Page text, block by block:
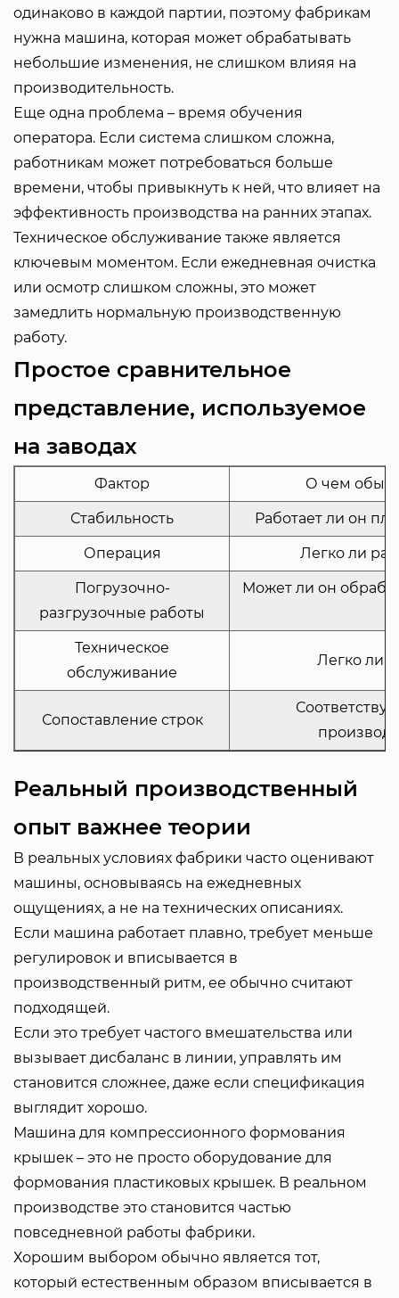
одинаково в каждой партии, поэтому фабрикам
нужна машина, которая может обрабатывать
небольшие изменения, не слишком влияя на
производительность.
Еще одна проблема – время обучения
оператора. Если система слишком сложна,
работникам может потребоваться больше
времени, чтобы привыкнуть к ней, что влияет на
эффективность производства на ранних этапах.
Техническое обслуживание также является
ключевым моментом. Если ежедневная очистка
или осмотр слишком сложны, это может
замедлить нормальную производственную
работу.
Простое сравнительное
представление, используемое
на заводах
Фактор О чем
Стабильность Работает ли он
Операция Легко ли
Погрузочно-
разгрузочные работы
Может ли он
Техническое
обслуживание
Легко ли
Сопоставление строк
Реальный производственный
опыт важнее теории
В реальных условиях фабрики часто оценивают
машины, основываясь на ежедневных
ощущениях, а не на технических описаниях.
Если машина работает плавно, требует меньше
регулировок и вписывается в
производственный ритм, ее обычно считают
подходящей.
Если это требует частого вмешательства или
вызывает дисбаланс в линии, управлять им
становится сложнее, даже если спецификация
выглядит хорошо.
Машина для компрессионного формования
крышек – это не просто оборудование для
формования пластиковых крышек. В реальном
производстве это становится частью
повседневной работы фабрики.
Хорошим выбором обычно является тот,
который естественным образом вписывается в